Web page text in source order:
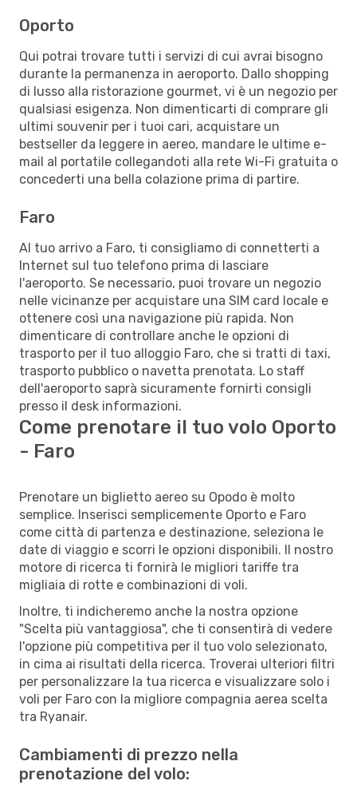
Oporto
Qui potrai trovare tutti i servizi di cui avrai bisogno
durante la permanenza in aeroporto. Dallo shopping
di lusso alla ristorazione gourmet, vi è un negozio per
qualsiasi esigenza. Non dimenticarti di comprare gli
ultimi souvenir per i tuoi cari, acquistare un
bestseller da leggere in aereo, mandare le ultime e-
mail al portatile collegandoti alla rete Wi-Fi gratuita o
concederti una bella colazione prima di partire.
Faro
Al tuo arrivo a Faro, ti consigliamo di connetterti a
Internet sul tuo telefono prima di lasciare
l'aeroporto. Se necessario, puoi trovare un negozio
nelle vicinanze per acquistare una SIM card locale e
ottenere così una navigazione più rapida. Non
dimenticare di controllare anche le opzioni di
trasporto per il tuo alloggio Faro, che si tratti di taxi,
trasporto pubblico o navetta prenotata. Lo staff
dell'aeroporto saprà sicuramente fornirti consigli
presso il desk informazioni.
Come prenotare il tuo volo Oporto
- Faro
Prenotare un biglietto aereo su Opodo è molto
semplice. Inserisci semplicemente Oporto e Faro
come città di partenza e destinazione, seleziona le
date di viaggio e scorri le opzioni disponibili. Il nostro
motore di ricerca ti fornirà le migliori tariffe tra
migliaia di rotte e combinazioni di voli.
Inoltre, ti indicheremo anche la nostra opzione
"Scelta più vantaggiosa", che ti consentirà di vedere
l'opzione più competitiva per il tuo volo selezionato,
in cima ai risultati della ricerca. Troverai ulteriori filtri
per personalizzare la tua ricerca e visualizzare solo i
voli per Faro con la migliore compagnia aerea scelta
tra Ryanair.
Cambiamenti di prezzo nella
prenotazione del volo: